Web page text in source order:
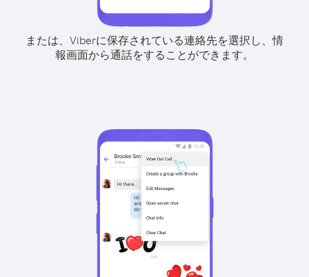
または、Viberに保存されている連絡先を選択し、情
報画面から通話をすることができます。